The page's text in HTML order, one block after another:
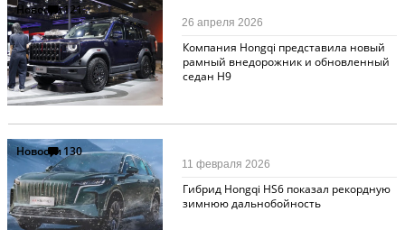
Новости121
Компания Hongqi представила новый
рамный внедорожник и обновленный
седан H9
26 апреля 2026
Новости130
Гибрид Hongqi HS6 показал рекордную
зимнюю дальнобойность
11 февраля 2026